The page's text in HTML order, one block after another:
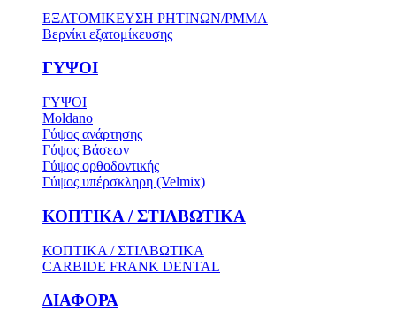
ΕΞΑΤΟΜΙΚΕΥΣΗ ΡΗΤΙΝΩΝ/PMMA
Βερνίκι εξατομίκευσης
ΓΥΨΟΙ
ΓΥΨΟΙ
Moldano
Γύψος ανάρτησης
Γύψος Βάσεων
Γύψος ορθοδοντικής
Γύψος υπέρσκληρη (Velmix)
ΚΟΠΤΙΚΑ / ΣΤΙΛΒΩΤΙΚΑ
ΚΟΠΤΙΚΑ / ΣΤΙΛΒΩΤΙΚΑ
CARBIDE FRANK DENTAL
ΔΙΑΦΟΡΑ